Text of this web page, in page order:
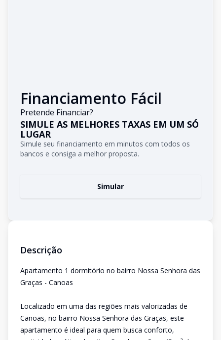
Financiamento Fácil
Pretende Financiar?
SIMULE AS MELHORES TAXAS EM UM SÓ
LUGAR
Simule seu financiamento em minutos com todos os
bancos e consiga a melhor proposta.
Simular
Descrição
Apartamento 1 dormitório no bairro Nossa Senhora das
Graças - Canoas
Localizado em uma das regiões mais valorizadas de
Canoas, no bairro Nossa Senhora das Graças, este
apartamento é ideal para quem busca conforto,